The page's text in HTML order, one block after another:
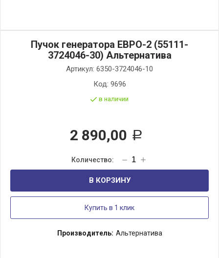
Пучок генератора ЕВРО-2 (55111-
3724046-30) Альтернатива
Артикул: 6350-3724046-10
Код: 9696
в наличии
2 890,00 Р
В КОРЗИНУ
Купить в 1 клик
Производитель: Альтернатива